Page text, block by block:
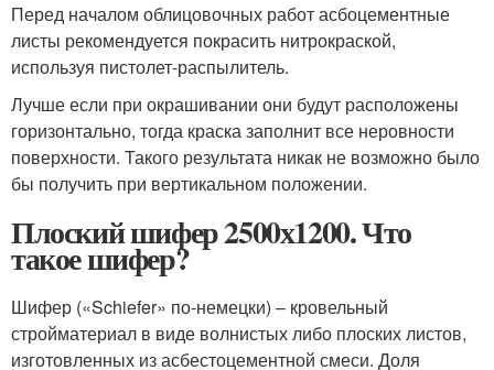
Перед началом облицовочных работ асбоцементные
листы рекомендуется покрасить нитрокраской,
используя пистолет-распылитель.
Лучше если при окрашивании они будут расположены
горизонтально, тогда краска заполнит все неровности
поверхности. Такого результата никак не возможно было
бы получить при вертикальном положении.
Плоский шифер 2500х1200. Что
такое шифер?
Шифер («Schiefer» по-немецки) – кровельный
стройматериал в виде волнистых либо плоских листов,
изготовленных из асбестоцементной смеси. Доля